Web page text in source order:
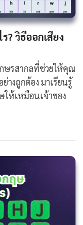
? วิธีออกเสียง
ษรสากลที่ช่วยให้คุณ
างถูกต้อง มาเรียนรู้
ให้เหมือนเจ้าของ